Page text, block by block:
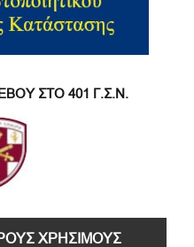
ΣΤΟ 401 Γ.Σ.Ν.
ΧΡΗΣΙΜΟΥΣ